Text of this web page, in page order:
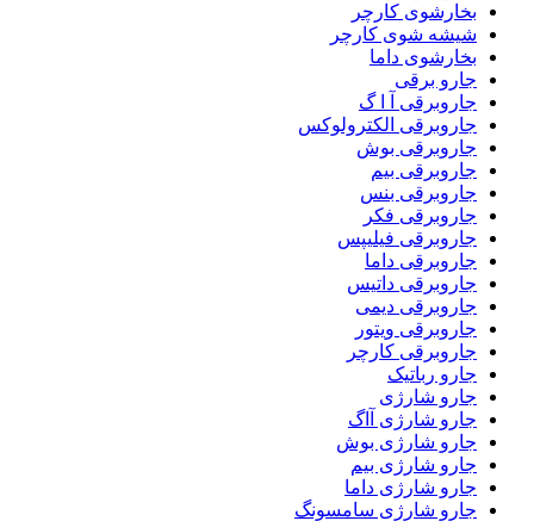
بخارشوی کارچر
شیشه شوی کارچر
بخارشوی داما
جارو برقی
جاروبرقی آ ا گ
جاروبرقی الکترولوکس
جاروبرقی بوش
جاروبرقی بیم
جاروبرقی بنس
جاروبرقی فکر
جاروبرقی فیلیپس
جاروبرقی داما
جاروبرقی داتیس
جاروبرقی دیمی
جاروبرقی ویتور
جاروبرقی کارچر
جارو رباتیک
جارو شارژی
جارو شارژی آاگ
جارو شارژی بوش
جارو شارژی بیم
جارو شارژی داما
جارو شارژی سامسونگ